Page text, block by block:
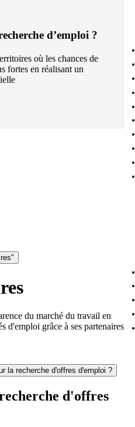
d’emploi ?
où les chances de
fortes en réalisant un
du marché du travail en
d'emploi grâce à ses partenaires
la recherche d'offres d'emploi ?
d'offres